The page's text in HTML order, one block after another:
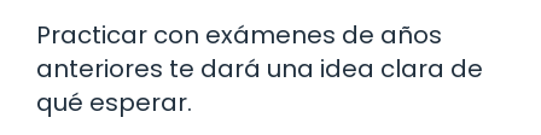
Practicar con exámenes de años
anteriores te dará una idea clara de
qué esperar.